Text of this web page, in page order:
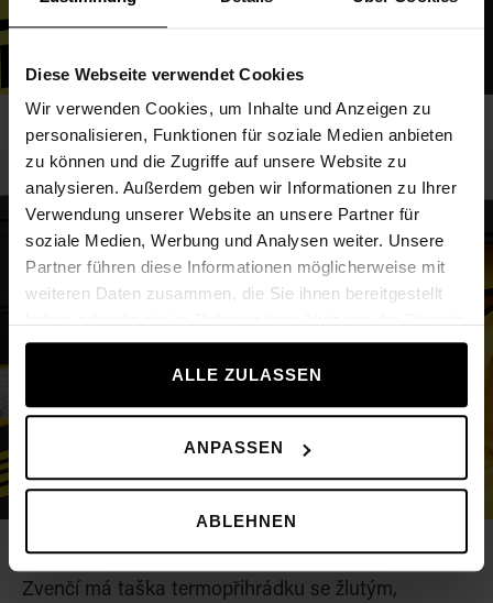
Diese Webseite verwendet Cookies
Wir verwenden Cookies, um Inhalte und Anzeigen zu
personalisieren, Funktionen für soziale Medien anbieten
zu können und die Zugriffe auf unsere Website zu
analysieren. Außerdem geben wir Informationen zu Ihrer
Verwendung unserer Website an unsere Partner für
soziale Medien, Werbung und Analysen weiter. Unsere
Partner führen diese Informationen möglicherweise mit
weiteren Daten zusammen, die Sie ihnen bereitgestellt
gesammelt haben.
ALLE ZULASSEN
ANPASSEN
ABLEHNEN
Dodatečné přihrádky
Zvenčí má taška termopřihrádku se žlutým,